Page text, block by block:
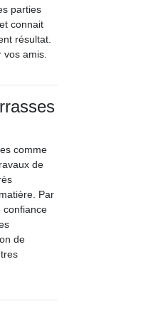
parties
connait
résultat.
amis.
comme
de
Par
confiance
de